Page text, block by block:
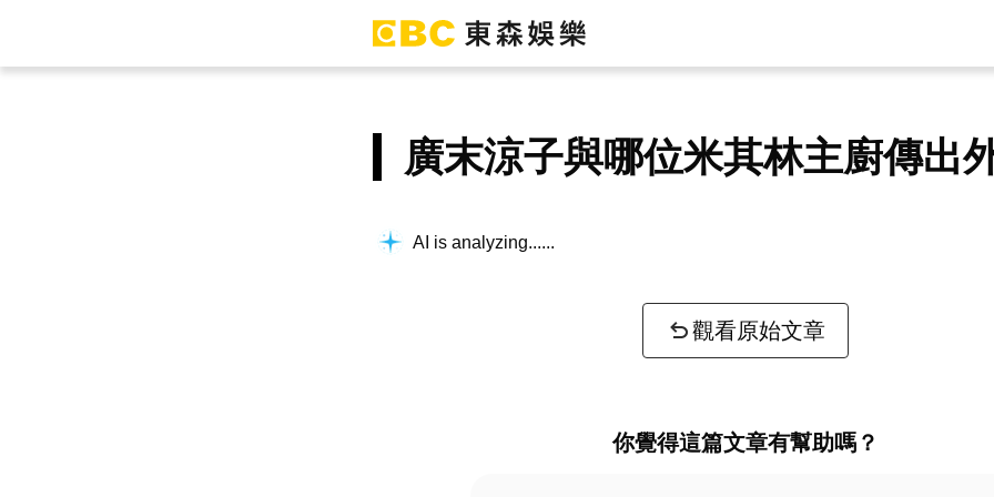
廣末涼子與哪位米其林主廚傳出
AI is analyzing...
觀看原始文章
你覺得這篇文章有幫助嗎？